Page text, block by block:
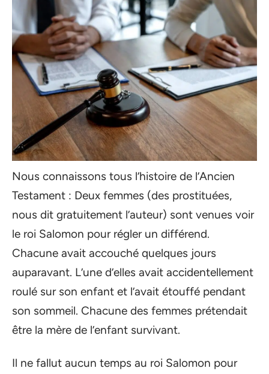
Nous connaissons tous l’histoire de l’Ancien
Testament : Deux femmes (des prostituées,
nous dit gratuitement l’auteur) sont venues voir
le roi Salomon pour régler un différend.
Chacune avait accouché quelques jours
auparavant. L’une d’elles avait accidentellement
roulé sur son enfant et l’avait étouffé pendant
son sommeil. Chacune des femmes prétendait
être la mère de l’enfant survivant.
Il ne fallut aucun temps au roi Salomon pour